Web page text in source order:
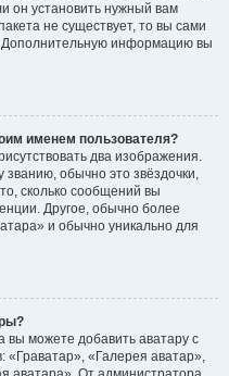
он установить нужный вам
не существует, то вы сами
Дополнительную информацию вы
именем пользователя?
два изображения.
обычно это звёздочки,
сколько сообщений вы
Другое, обычно более
и обычно уникально для
вы можете добавить аватару с
«Граватар», «Галерея аватар»,